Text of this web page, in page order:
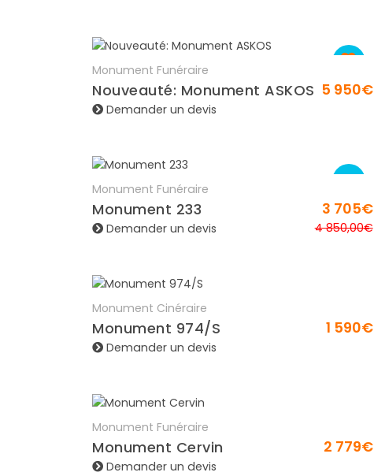
En savoir plus
Monument Funéraire
Nouveauté: Monument ASKOS
Demander un devis
5 950€
En savoir plus
Monument Funéraire
Monument 233
Demander un devis
3 705€
4 850,00€
En savoir plus
Monument Cinéraire
Monument 974/S
Demander un devis
1 590€
En savoir plus
Monument Funéraire
Monument Cervin
Demander un devis
2 779€